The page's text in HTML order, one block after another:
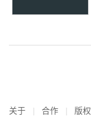
关于 合作 版权